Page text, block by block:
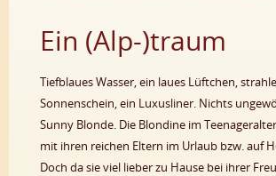
Ein (Alp-)traum
Tiefblaues Wasser, ein laues Lüftchen,
Sonnenschein, ein Luxusliner. Nichts
Sunny Blonde. Die Blondine im
mit ihren reichen Eltern im Urlaub bzw. auf
Doch da sie viel lieber zu Hause bei ihrer